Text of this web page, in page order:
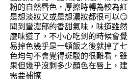
粉的自然唇色，厚擦時轉為較為
是想淡妝又或是想濃妝都很可以
聞到蠻濃郁的香甜氣味，味道雖
麼味道了，不小心吃到的時候會
易掉色幾乎是一頓飯之後就掉了
色均勻不會覺得斑駁的很難看，
果但幾乎沒剩多少顏色在唇上，
需要補擦